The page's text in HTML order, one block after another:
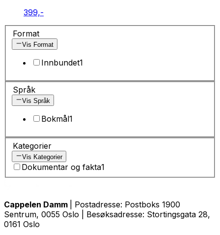
399,-
Format
Vis Format
Innbundet1
Språk
Vis Språk
Bokmål1
Kategorier
Vis Kategorier
Dokumentar og fakta1
Cappelen Damm
| Postadresse: Postboks 1900
Sentrum, 0055 Oslo | Besøksadresse: Stortingsgata 28,
0161 Oslo